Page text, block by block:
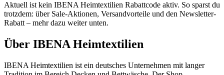
Aktuell ist kein IBENA Heimtextilien Rabattcode aktiv. So sparst du
trotzdem: über Sale-Aktionen, Versandvorteile und den Newsletter-
Rabatt – mehr dazu weiter unten.
Über IBENA Heimtextilien
IBENA Heimtextilien ist ein deutsches Unternehmen mit langer